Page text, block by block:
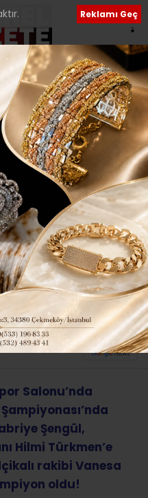
KEMERİ
Yerel Haberler
ABONE OL
Salonu’nda
Şengül,
Hilmi Türkmen’e
rakibi Vanesa
oldu!
Reklamı Geç